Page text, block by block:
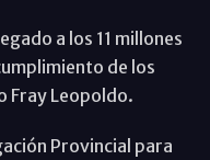
a los 11 millones
de los
Fray Leopoldo.
Provincial para